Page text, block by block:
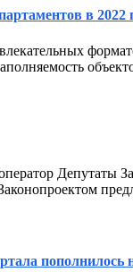
в 2022
Депутаты